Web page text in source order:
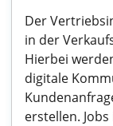
Der
in der
Hierbei
digitale
erstellen.